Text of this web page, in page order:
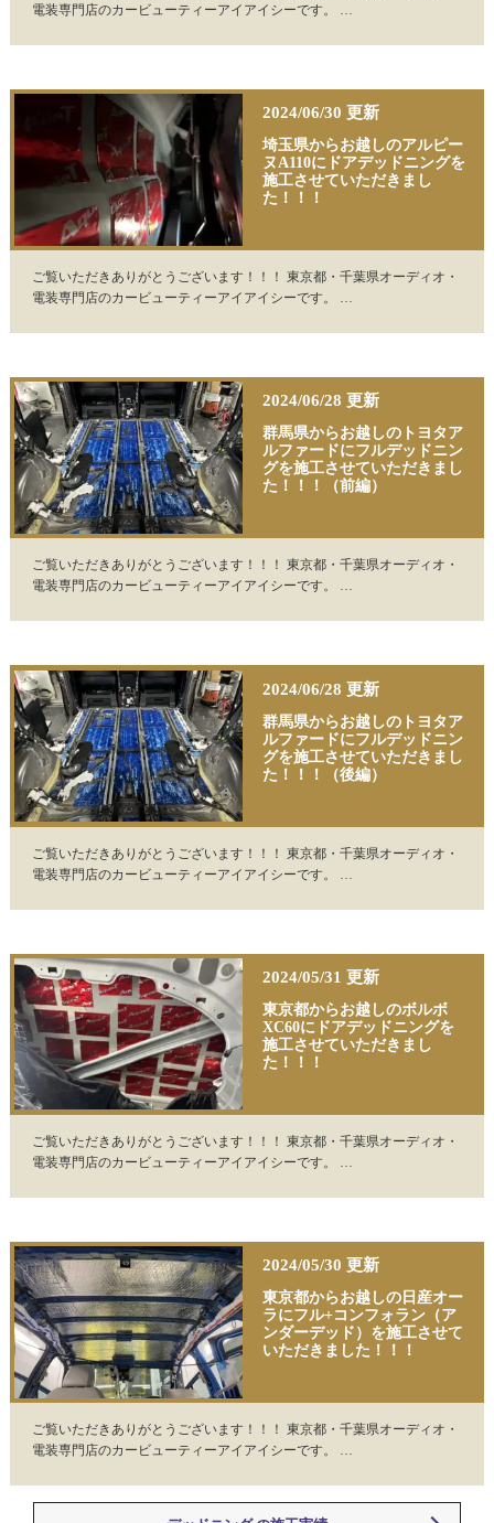
電装専門店のカービューティーアイアイシーです。 …
2024/06/30 更新
埼玉県からお越しのアルピー
ヌA110にドアデッドニングを
施工させていただきまし
た！！！
ご覧いただきありがとうございます！！！ 東京都・千葉県オーディオ・
電装専門店のカービューティーアイアイシーです。 …
2024/06/28 更新
群馬県からお越しのトヨタア
ルファードにフルデッドニン
グを施工させていただきまし
た！！！（前編）
ご覧いただきありがとうございます！！！ 東京都・千葉県オーディオ・
電装専門店のカービューティーアイアイシーです。 …
2024/06/28 更新
群馬県からお越しのトヨタア
ルファードにフルデッドニン
グを施工させていただきまし
た！！！（後編）
ご覧いただきありがとうございます！！！ 東京都・千葉県オーディオ・
電装専門店のカービューティーアイアイシーです。 …
2024/05/31 更新
東京都からお越しのボルボ
XC60にドアデッドニングを
施工させていただきまし
た！！！
ご覧いただきありがとうございます！！！ 東京都・千葉県オーディオ・
電装専門店のカービューティーアイアイシーです。 …
2024/05/30 更新
東京都からお越しの日産オー
ラにフル+コンフォラン（ア
ンダーデッド）を施工させて
いただきました！！！
ご覧いただきありがとうございます！！！ 東京都・千葉県オーディオ・
電装専門店のカービューティーアイアイシーです。 …